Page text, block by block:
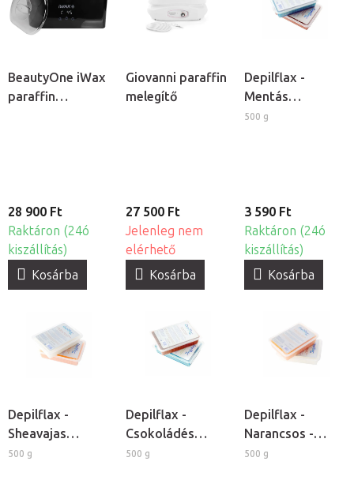
BeautyOne iWax
paraffin
28 900 Ft
Raktáron (24ó
kiszállítás)
Kosárba
Giovanni paraffin
melegítő
27 500 Ft
Jelenleg nem
elérhető
Kosárba
Depilflax -
Mentás
kozmetikai
500 g
3 590 Ft
Raktáron (24ó
kiszállítás)
Kosárba
Depilflax -
Sheavajas
kozmetikai
500 g
Depilflax -
Csokoládés
kozmetikai
500 g
Depilflax -
Narancsos -
őszibarackos
500 g